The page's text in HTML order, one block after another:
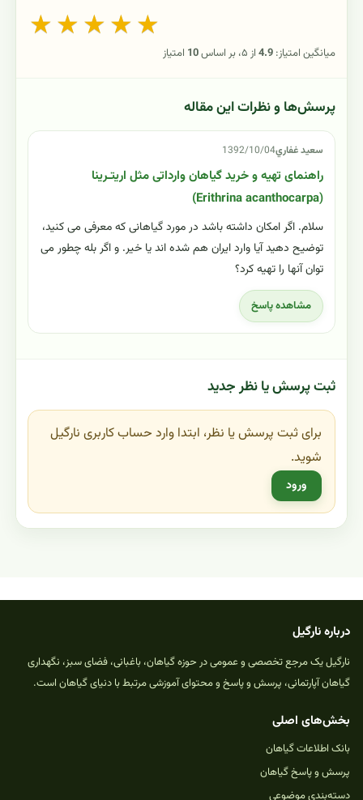
★ ★ ★ ★ ★
میانگین امتیاز: 4.9از ۵، بر اساس 10 امتیاز
پرسش‌ها و نظرات این مقاله
سعيد غفاري1392/10/04
راهنمای تهیه و خرید گیاهان وارداتی مثل ار‌یتـرینا
(Erithrina acanthocarpa)
سلام. اگر امکان داشته باشد در مورد گیاهانی که معرفی می کنید،
توضیح دهید آیا وارد ایران هم شده اند یا خیر. و اگر بله چطور می
توان آنها را تهیه کرد؟
مشاهده پاسخ
ثبت پرسش یا نظر جدید
برای ثبت پرسش یا نظر، ابتدا وارد حساب کاربری نارگیل
شوید.
ورود
درباره نارگیل
نارگیل یک مرجع تخصصی و عمومی در حوزه گیاهان، باغبانی، فضای سبز، نگهداری
گیاهان آپارتمانی، پرسش و پاسخ و محتوای آموزشی مرتبط با دنیای گیاهان است.
بخش‌های اصلی
بانک اطلاعات گیاهان
پرسش و پاسخ گیاهان
دسته‌بندی موضوعی